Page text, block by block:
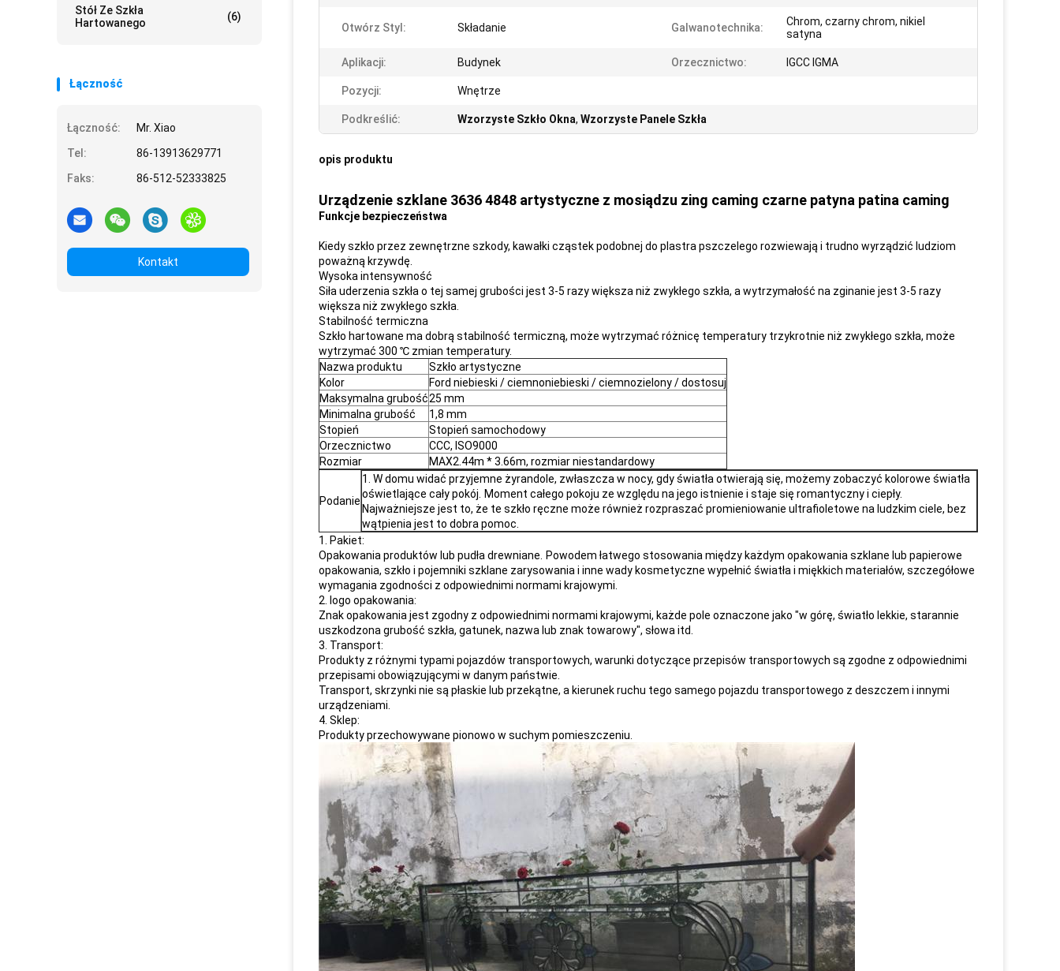
Stół Ze Szkła
Hartowanego
(6)
Łączność
Łączność:
Mr. Xiao
Tel:
86-13913629771
Faks:
86-512-52333825
Kontakt
Otwórz Styl: Składanie Galwanotechnika:
Chrom, czarny chrom, nikiel
satyna
Aplikacji: Budynek Orzecznictwo: IGCC IGMA
Pozycji: Wnętrze
Podkreślić: Wzorzyste Szkło Okna, Wzorzyste Panele Szkła
opis produktu
Urządzenie szklane 3636 4848 artystyczne z mosiądzu zing caming czarne patyna patina caming
Funkcje bezpieczeństwa
Kiedy szkło przez zewnętrzne szkody, kawałki cząstek podobnej do plastra pszczelego rozwiewają i trudno wyrządzić ludziom
poważną krzywdę.
Wysoka intensywność
Siła uderzenia szkła o tej samej grubości jest 3-5 razy większa niż zwykłego szkła, a wytrzymałość na zginanie jest 3-5 razy
większa niż zwykłego szkła.
Stabilność termiczna
Szkło hartowane ma dobrą stabilność termiczną, może wytrzymać różnicę temperatury trzykrotnie niż zwykłego szkła, może
wytrzymać 300 ℃ zmian temperatury.
Nazwa produktu
Szkło artystyczne
Kolor
Ford niebieski / ciemnoniebieski / ciemnozielony / dostosuj
Maksymalna grubość25 mm
Minimalna grubość
1,8 mm
Stopień
Stopień samochodowy
Orzecznictwo
CCC, ISO9000
Rozmiar
MAX2.44m * 3.66m, rozmiar niestandardowy
Podanie
1. W domu widać przyjemne żyrandole, zwłaszcza w nocy, gdy światła otwierają się, możemy zobaczyć kolorowe światła
oświetlające cały pokój.
Moment całego pokoju ze względu na jego istnienie i staje się romantyczny i ciepły.
Najważniejsze jest to, że te szkło ręczne może również rozpraszać promieniowanie ultrafioletowe na ludzkim ciele, bez
wątpienia jest to dobra pomoc.
1. Pakiet:
Opakowania produktów lub pudła drewniane.
Powodem łatwego stosowania między każdym opakowania szklane lub papierowe
opakowania, szkło i pojemniki szklane zarysowania i inne wady kosmetyczne wypełnić światła i miękkich materiałów, szczegółowe
wymagania zgodności z odpowiednimi normami krajowymi.
2. logo opakowania:
Znak opakowania jest zgodny z odpowiednimi normami krajowymi, każde pole oznaczone jako "w górę, światło lekkie, starannie
uszkodzona grubość szkła, gatunek, nazwa lub znak towarowy", słowa itd.
3. Transport:
Produkty z różnymi typami pojazdów transportowych, warunki dotyczące przepisów transportowych są zgodne z odpowiednimi
przepisami obowiązującymi w danym państwie.
Transport, skrzynki nie są płaskie lub przekątne, a kierunek ruchu tego samego pojazdu transportowego z deszczem i innymi
urządzeniami.
4. Sklep:
Produkty przechowywane pionowo w suchym pomieszczeniu.